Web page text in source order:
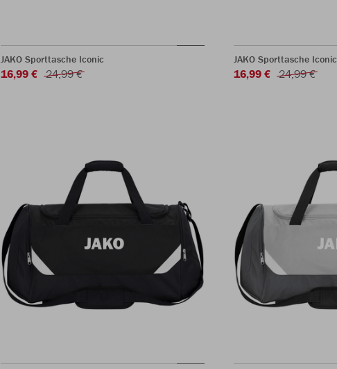
JAKO Sporttasche Iconic
16,99 € 24,99 €
JAKO Sporttasche Iconic
16,99 € 24,99 €